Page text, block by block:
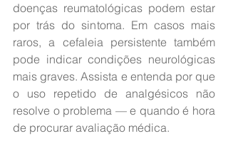
doenças reumatológicas podem estar
por trás do sintoma. Em casos mais
raros, a cefaleia persistente também
pode indicar condições neurológicas
mais graves. Assista e entenda por que
o uso repetido de analgésicos não
resolve o problema — e quando é hora
de procurar avaliação médica.